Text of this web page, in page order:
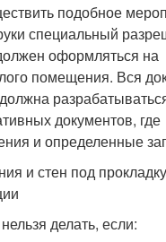
подобное
специальный
оформляться на
помещения. Вся
документов, где
и определенные
и стен под
делать, если: